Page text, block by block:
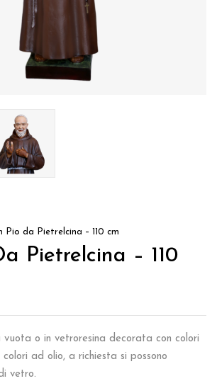
Pio da Pietrelcina – 110 cm
Pietrelcina – 110
vuota o in vetroresina decorata con colori
ad olio, a richiesta si possono
vetro.